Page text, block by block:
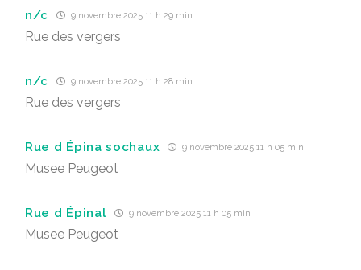
n/c 9 novembre 2025 11 h 29 min
Rue des vergers
n/c 9 novembre 2025 11 h 28 min
Rue des vergers
Rue d Épina sochaux 9 novembre 2025 11 h 05 min
Musee Peugeot
Rue d Épinal 9 novembre 2025 11 h 05 min
Musee Peugeot